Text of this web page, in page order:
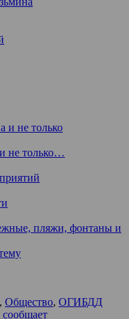
и не только
не только…
пляжи, фонтаны и
, Общество, ОГИБДД